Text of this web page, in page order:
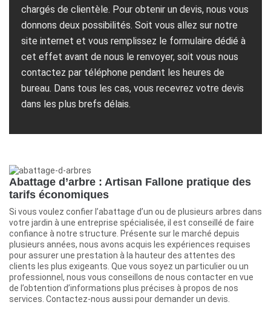
chargés de clientèle. Pour obtenir un devis, nous vous
donnons deux possibilités. Soit vous allez sur notre
site internet et vous remplissez le formulaire dédié à
cet effet avant de nous le renvoyer, soit vous nous
contactez par téléphone pendant les heures de
bureau. Dans tous les cas, vous recevrez votre devis
dans les plus brefs délais.
Abattage d’arbre : Artisan Fallone pratique des
tarifs économiques
Si vous voulez confier l’abattage d’un ou de plusieurs arbres dans
votre jardin à une entreprise spécialisée, il est conseillé de faire
confiance à notre structure. Présente sur le marché depuis
plusieurs années, nous avons acquis les expériences requises
pour assurer une prestation à la hauteur des attentes des
clients les plus exigeants. Que vous soyez un particulier ou un
professionnel, nous vous conseillons de nous contacter en vue
de l’obtention d’informations plus précises à propos de nos
services. Contactez-nous aussi pour demander un devis.